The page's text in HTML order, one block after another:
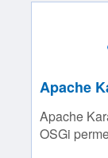
Apache
Apache
OSGi